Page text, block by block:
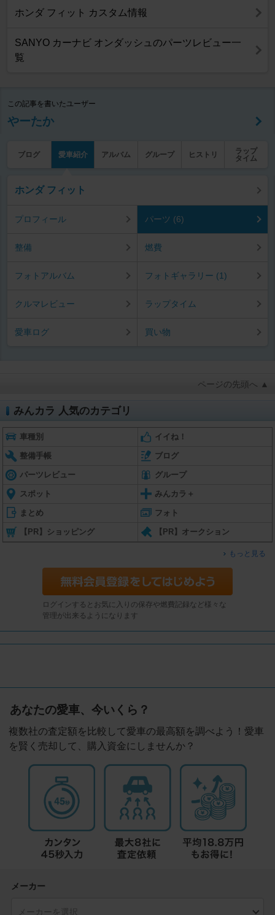
ホンダ フィット カスタム情報
SANYO カーナビ オンダッシュのパーツレビュー一
覧
この記事を書いたユーザー
やーたか
ブログ 愛車紹介 アルバム グループ ヒストリ
ラップ
タイム
ホンダ フィット
プロフィール パーツ (6)
整備 燃費
フォトアルバム フォトギャラリー (1)
クルマレビュー ラップタイム
愛車ログ 買い物
ページの先頭へ ▲
みんカラ 人気のカテゴリ
車種別 イイね！
整備手帳 ブログ
パーツレビュー グループ
スポット みんカラ＋
まとめ フォト
【PR】ショッピング 【PR】オークション
もっと見る
ログインするとお気に入りの保存や燃費記録など様々な
管理が出来るようになります
あなたの愛車、今いくら？
複数社の査定額を比較して愛車の最高額を調べよう！愛車
を賢く売却して、購入資金にしませんか？
メーカー